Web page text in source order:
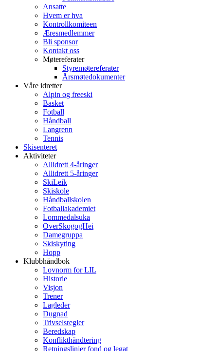
Ansatte
Hvem er hva
Kontrollkomiteen
Æresmedlemmer
Bli sponsor
Kontakt oss
Møtereferater
Styremøtereferater
Årsmøtedokumenter
Våre idretter
Alpin og freeski
Basket
Fotball
Håndball
Langrenn
Tennis
Skisenteret
Aktiviteter
Allidrett 4-åringer
Allidrett 5-åringer
SkiLeik
Skiskole
Håndballskolen
Fotballakademiet
Lommedalsuka
OverSkogogHei
Damegruppa
Skiskyting
Hopp
Klubbhåndbok
Lovnorm for LIL
Historie
Visjon
Trener
Lagleder
Dugnad
Trivselsregler
Beredskap
Konflikthåndtering
Retningslinjer fond og legat